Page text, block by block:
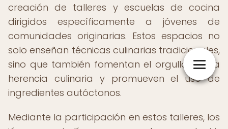
creación de talleres y escuelas de cocina
dirigidos específicamente a jóvenes de
comunidades originarias. Estos espacios no
solo enseñan técnicas culinarias tradicionales,
sino que también fomentan el orgullo por la
herencia culinaria y promueven el uso de
ingredientes autóctonos.
Mediante la participación en estos talleres, los